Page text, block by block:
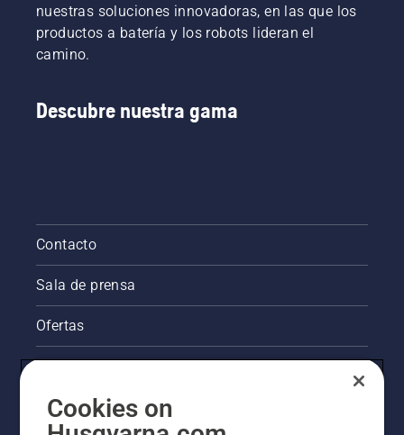
nuestras soluciones innovadoras, en las que los
productos a batería y los robots lideran el
camino.
Descubre nuestra gama
Contacto
Sala de prensa
Ofertas
La visión de Husqvarna sobre la sostenibilidad
Información legal de productos
Cookies on